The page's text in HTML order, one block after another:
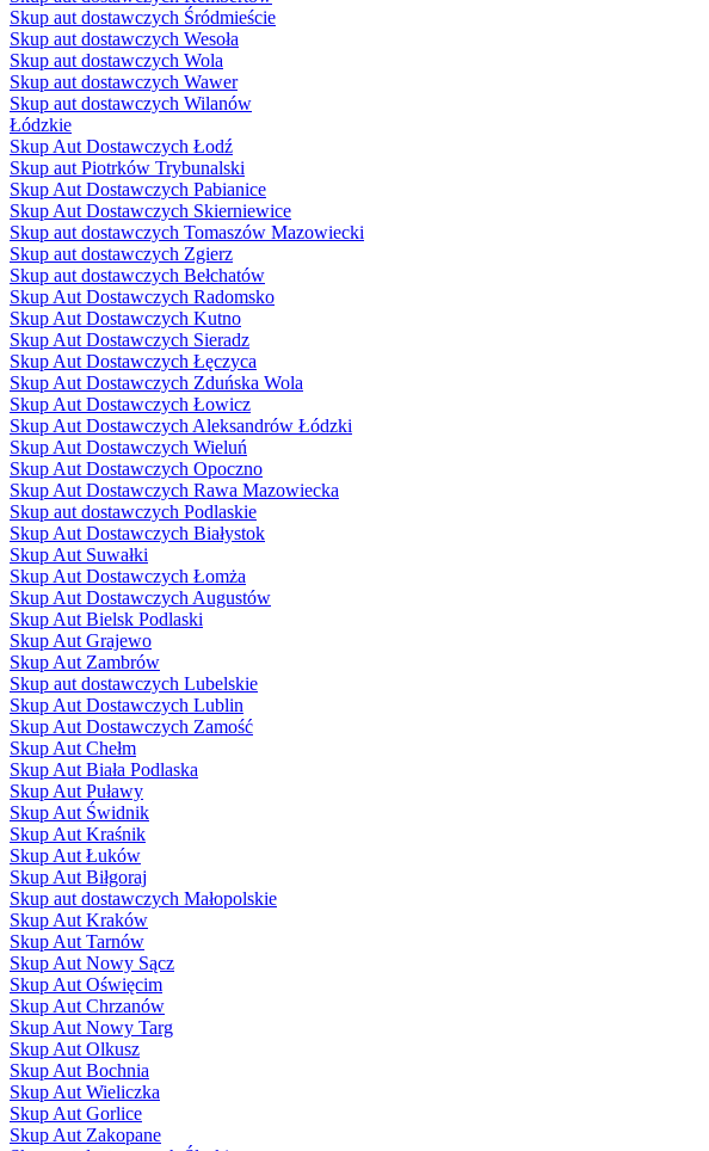
Skup aut dostawczych Śródmieście
Skup aut dostawczych Wesoła
Skup aut dostawczych Wola
Skup aut dostawczych Wawer
Skup aut dostawczych Wilanów
Łódzkie
Skup Aut Dostawczych Łodź
Skup aut Piotrków Trybunalski
Skup Aut Dostawczych Pabianice
Skup Aut Dostawczych Skierniewice
Skup aut dostawczych Tomaszów Mazowiecki
Skup aut dostawczych Zgierz
Skup aut dostawczych Bełchatów
Skup Aut Dostawczych Radomsko
Skup Aut Dostawczych Kutno
Skup Aut Dostawczych Sieradz
Skup Aut Dostawczych Łęczyca
Skup Aut Dostawczych Zduńska Wola
Skup Aut Dostawczych Łowicz
Skup Aut Dostawczych Aleksandrów Łódzki
Skup Aut Dostawczych Wieluń
Skup Aut Dostawczych Opoczno
Skup Aut Dostawczych Rawa Mazowiecka
Skup aut dostawczych Podlaskie
Skup Aut Dostawczych Białystok
Skup Aut Suwałki
Skup Aut Dostawczych Łomża
Skup Aut Dostawczych Augustów
Skup Aut Bielsk Podlaski
Skup Aut Grajewo
Skup Aut Zambrów
Skup aut dostawczych Lubelskie
Skup Aut Dostawczych Lublin
Skup Aut Dostawczych Zamość
Skup Aut Chełm
Skup Aut Biała Podlaska
Skup Aut Puławy
Skup Aut Świdnik
Skup Aut Kraśnik
Skup Aut Łuków
Skup Aut Biłgoraj
Skup aut dostawczych Małopolskie
Skup Aut Kraków
Skup Aut Tarnów
Skup Aut Nowy Sącz
Skup Aut Oświęcim
Skup Aut Chrzanów
Skup Aut Nowy Targ
Skup Aut Olkusz
Skup Aut Bochnia
Skup Aut Wieliczka
Skup Aut Gorlice
Skup Aut Zakopane